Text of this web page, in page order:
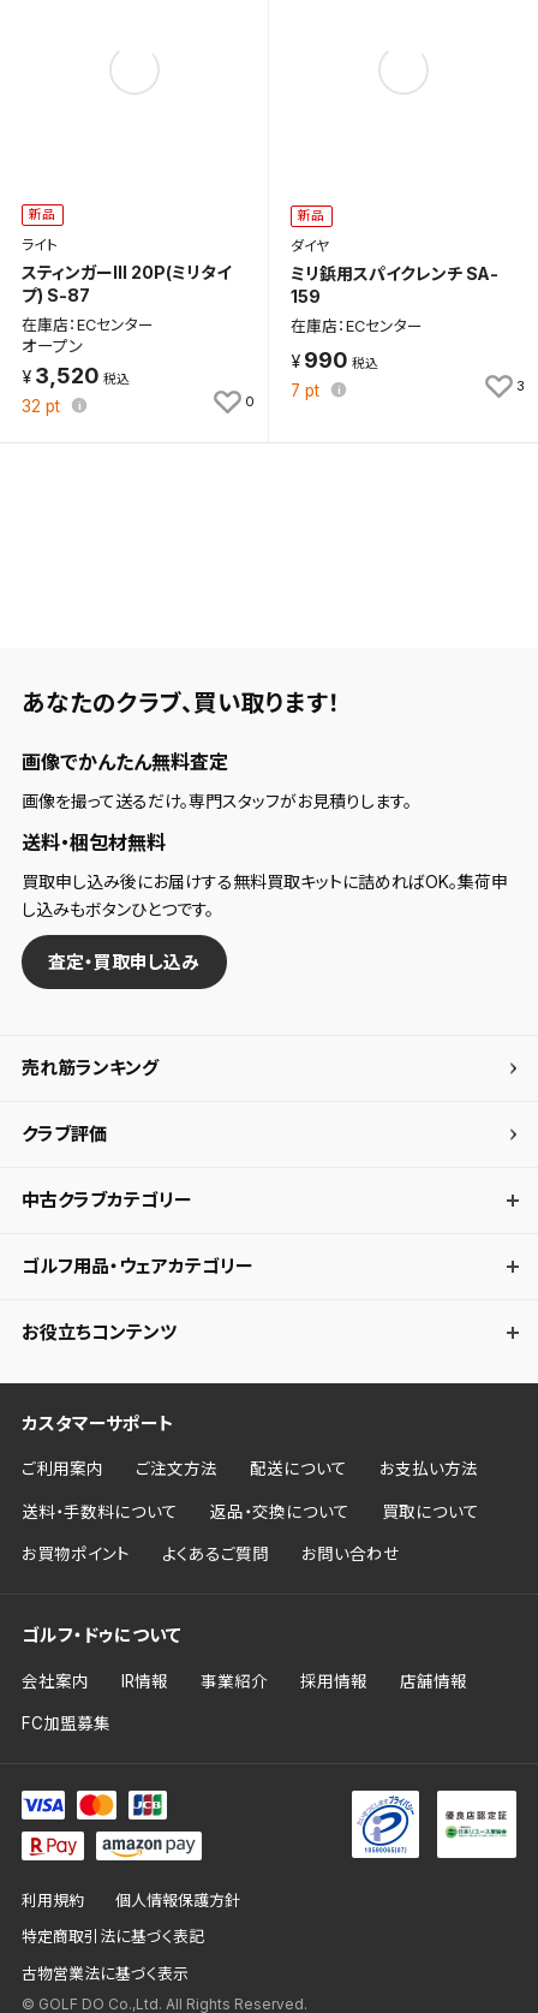
新品
ライト
スティンガーIII 20P(ミリタイ
プ) S-87
在庫店：ECセンター
オープン
3,520
32 pt 0
新品
ダイヤ
ミリ鋲用スパイクレンチ SA-
159
在庫店：ECセンター
990
7 pt 3
あなたのクラブ、 買い取ります！
画像でかんたん無料査定
画像を撮って送るだけ。専門スタッフがお見積りします。
送料・梱包材無料
買取申し込み後にお届けする無料買取キットに詰めればOK。集荷申
し込みもボタンひとつです。
査定・買取申し込み
売れ筋ランキング
クラブ評価
中古クラブカテゴリー
ゴルフ用品・ウェアカテゴリー
お役立ちコンテンツ
カスタマーサポート
ご利用案内 ご注文方法 配送について お支払い方法
送料・手数料について 返品・交換について 買取について
お買物ポイント よくあるご質問 お問い合わせ
ゴルフ・ドゥについて
会社案内 IR情報 事業紹介 採用情報 店舗情報
FC加盟募集
利用規約 個人情報保護方針
特定商取引法に基づく表記
古物営業法に基づく表示
© GOLF DO Co.,Ltd. All Rights Reserved.